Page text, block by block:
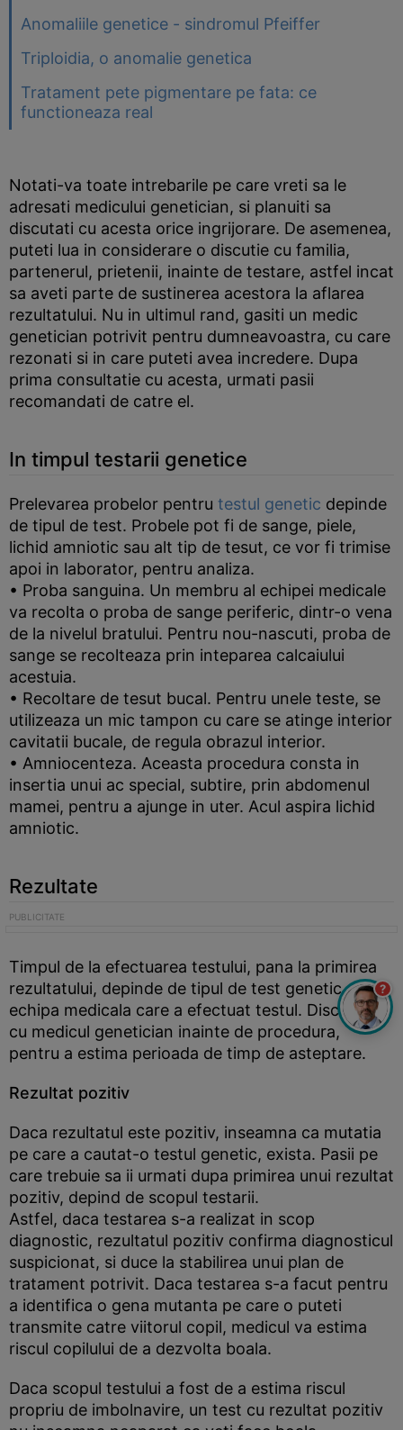
Anomaliile genetice - sindromul Pfeiffer
Triploidia, o anomalie genetica
Tratament pete pigmentare pe fata: ce
functioneaza real
Notati-va toate intrebarile pe care vreti sa le
adresati medicului genetician, si planuiti sa
discutati cu acesta orice ingrijorare. De asemenea,
puteti lua in considerare o discutie cu familia,
partenerul, prietenii, inainte de testare, astfel incat
sa aveti parte de sustinerea acestora la aflarea
rezultatului. Nu in ultimul rand, gasiti un medic
genetician potrivit pentru dumneavoastra, cu care
rezonati si in care puteti avea incredere. Dupa
prima consultatie cu acesta, urmati pasii
recomandati de catre el.
In timpul testarii genetice
Prelevarea probelor pentru testul genetic depinde
de tipul de test. Probele pot fi de sange, piele,
lichid amniotic sau alt tip de tesut, ce vor fi trimise
apoi in laborator, pentru analiza.
• Proba sanguina. Un membru al echipei medicale
va recolta o proba de sange periferic, dintr-o vena
de la nivelul bratului. Pentru nou-nascuti, proba de
sange se recolteaza prin inteparea calcaiului
acestuia.
• Recoltare de tesut bucal. Pentru unele teste, se
utilizeaza un mic tampon cu care se atinge interior
cavitatii bucale, de regula obrazul interior.
• Amniocenteza. Aceasta procedura consta in
insertia unui ac special, subtire, prin abdomenul
mamei, pentru a ajunge in uter. Acul aspira lichid
amniotic.
Rezultate
Timpul de la efectuarea testului, pana la primirea
rezultatului, depinde de tipul de test genetic si de
echipa medicala care a efectuat testul. Discutati
cu medicul genetician inainte de procedura,
pentru a estima perioada de timp de asteptare.
Rezultat pozitiv
Daca rezultatul este pozitiv, inseamna ca mutatia
pe care a cautat-o testul genetic, exista. Pasii pe
care trebuie sa ii urmati dupa primirea unui rezultat
pozitiv, depind de scopul testarii.
Astfel, daca testarea s-a realizat in scop
diagnostic, rezultatul pozitiv confirma diagnosticul
suspicionat, si duce la stabilirea unui plan de
tratament potrivit. Daca testarea s-a facut pentru
a identifica o gena mutanta pe care o puteti
transmite catre viitorul copil, medicul va estima
riscul copilului de a dezvolta boala.
Daca scopul testului a fost de a estima riscul
propriu de imbolnavire, un test cu rezultat pozitiv
?